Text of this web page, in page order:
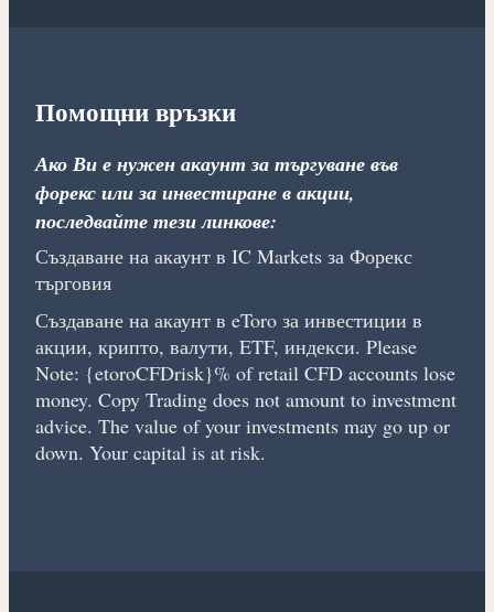
Помощни връзки
Ако Ви е нужен акаунт за търгуване във
форекс или за инвестиране в акции,
последвайте тези линкове:
Създаване на акаунт в IC Markets за Форекс
търговия
Създаване на акаунт в eToro за инвестиции в
акции, крипто, валути, ETF, индекси. Please
Note: {etoroCFDrisk}% of retail CFD accounts lose
money. Copy Trading does not amount to investment
advice. The value of your investments may go up or
down. Your capital is at risk.